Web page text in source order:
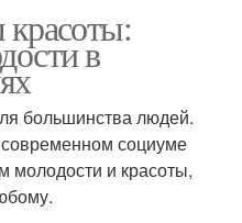
красоты:
в
большинства людей.
социуме
молодости и красоты,